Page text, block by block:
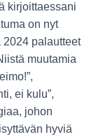
kirjoittaessani
on nyt
2024 palautteet
muutamia
ei kulu”,
johon
hyviä